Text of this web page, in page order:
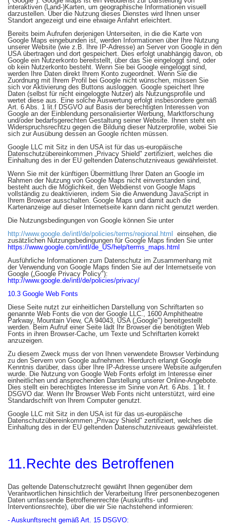
interaktiven (Land-)Karten, um geographische Informationen visuell
darzustellen. Über die Nutzung dieses Dienstes wird Ihnen unser
Standort angezeigt und eine etwaige Anfahrt erleichtert.
Bereits beim Aufrufen derjenigen Unterseiten, in die die Karte von
Google Maps eingebunden ist, werden Informationen über Ihre Nutzung
unserer Website (wie z.B. Ihre IP-Adresse) an Server von Google in den
USA übertragen und dort gespeichert. Dies erfolgt unabhängig davon, ob
Google ein Nutzerkonto bereitstellt, über das Sie eingeloggt sind, oder
ob kein Nutzerkonto besteht. Wenn Sie bei Google eingeloggt sind,
werden Ihre Daten direkt Ihrem Konto zugeordnet. Wenn Sie die
Zuordnung mit Ihrem Profil bei Google nicht wünschen, müssen Sie
sich vor Aktivierung des Buttons ausloggen. Google speichert Ihre
Daten (selbst für nicht eingeloggte Nutzer) als Nutzungsprofile und
wertet diese aus. Eine solche Auswertung erfolgt insbesondere gemäß
Art. 6 Abs. 1 lit.f DSGVO auf Basis der berechtigten Interessen von
Google an der Einblendung personalisierter Werbung, Marktforschung
und/oder bedarfsgerechten Gestaltung seiner Website. Ihnen steht ein
Widerspruchsrechtzu gegen die Bildung dieser Nutzerprofile, wobei Sie
sich zur Ausübung dessen an Google richten müssen.
Google LLC mit Sitz in den USA ist für das us-europäische
Datenschutzübereinkommen „Privacy Shield" zertifiziert, welches die
Einhaltung des in der EU geltenden Datenschutzniveaus gewährleistet.
Wenn Sie mit der künftigen Übermittlung Ihrer Daten an Google im
Rahmen der Nutzung von Google Maps nicht einverstanden sind,
besteht auch die Möglichkeit, den Webdienst von Google Maps
vollständig zu deaktivieren, indem Sie die Anwendung JavaScript in
Ihrem Browser ausschalten. Google Maps und damit auch die
Kartenanzeige auf dieser Internetseite kann dann nicht genutzt werden.
Die Nutzungsbedingungen von Google können Sie unter
http://www.google.de/intl/de/policies/terms/regional.html
einsehen, die
zusätzlichen Nutzungsbedingungen für Google Maps finden Sie unter
https://www.google.com/intl/de_US/help/terms_maps.html
Ausführliche Informationen zum Datenschutz im Zusammenhang mit
der Verwendung von Google Maps finden Sie auf der Internetseite von
Google („Google Privacy Policy"):
http://www.google.de/intl/de/policies/privacy/
10.3 Google Web Fonts
Diese Seite nutzt zur einheitlichen Darstellung von Schriftarten so
genannte Web Fonts die von der Google LLC., 1600 Amphitheatre
Parkway, Mountain View, CA 94043, USA („Google") bereitgestellt
werden. Beim Aufruf einer Seite lädt Ihr Browser die benötigten Web
Fonts in ihren Browser-Cache, um Texte und Schriftarten korrekt
anzuzeigen.
Zu diesem Zweck muss der von Ihnen verwendete Browser Verbindung
zu den Servern von Google aufnehmen. Hierdurch erlangt Google
Kenntnis darüber, dass über Ihre IP-Adresse unsere Website aufgerufen
wurde. Die Nutzung von Google Web Fonts erfolgt im Interesse einer
einheitlichen und ansprechenden Darstellung unserer Online-Angebote.
Dies stellt ein berechtigtes Interesse im Sinne von Art. 6 Abs. 1 lit. f
DSGVO dar. Wenn Ihr Browser Web Fonts nicht unterstützt, wird eine
Standardschrift von Ihrem Computer genutzt.
Google LLC mit Sitz in den USA ist für das us-europäische
Datenschutzübereinkommen „Privacy Shield" zertifiziert, welches die
Einhaltung des in der EU geltenden Datenschutzniveaus gewährleistet.
11.Rechte des Betroffenen
Das geltende Datenschutzrecht gewährt Ihnen gegenüber dem
Verantwortlichen hinsichtlich der Verarbeitung Ihrer personenbezogenen
Daten umfassende Betroffenenrechte (Auskunfts- und
Interventionsrechte), über die wir Sie nachstehend informieren:
- Auskunftsrecht gemäß Art. 15 DSGVO: